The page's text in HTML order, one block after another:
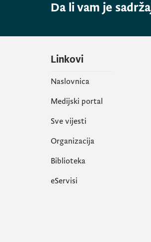
Da li vam je
Linkovi
Naslovnica
Medijski portal
Sve vijesti
Organizacija
Biblioteka
eServisi